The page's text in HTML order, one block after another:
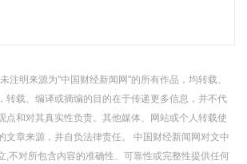
注明来源为"中国财经新闻网"的所有作品，均转载、
转载、编译或摘编的目的在于传递更多信息，并不代
点和对其真实性负责。其他媒体、网站或个人转载使
文章来源，并自负法律责任。 中国财经新闻网对文中
,不对所包含内容的准确性、可靠性或完整性提供任何